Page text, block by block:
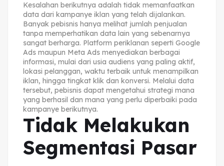
Kesalahan berikutnya adalah tidak memanfaatkan
data dari kampanye iklan yang telah dijalankan.
Banyak pebisnis hanya melihat jumlah penjualan
tanpa memperhatikan data lain yang sebenarnya
sangat berharga. Platform periklanan seperti Google
Ads maupun Meta Ads menyediakan berbagai
informasi, mulai dari usia audiens yang paling aktif,
lokasi pelanggan, waktu terbaik untuk menampilkan
iklan, hingga tingkat klik dan konversi. Melalui data
tersebut, pebisnis dapat mengetahui strategi mana
yang berhasil dan mana yang perlu diperbaiki pada
kampanye berikutnya.
Tidak Melakukan
Segmentasi Pasar